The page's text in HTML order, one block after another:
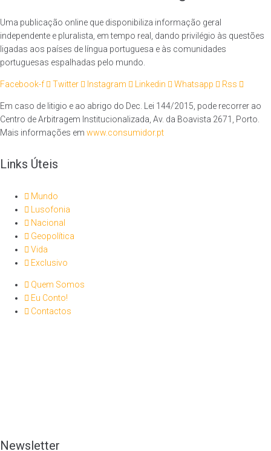
Uma publicação online que disponibiliza informação geral
independente e pluralista, em tempo real, dando privilégio às questões
ligadas aos países de língua portuguesa e às comunidades
portuguesas espalhadas pelo mundo.
Facebook-f Twitter Instagram Linkedin Whatsapp Rss
Em caso de litigio e ao abrigo do Dec. Lei 144/2015, pode recorrer ao
Centro de Arbitragem Institucionalizada, Av. da Boavista 2671, Porto.
Mais informações em www.consumidor.pt
Links Úteis
Mundo
Lusofonia
Nacional
Geopolítica
Vida
Exclusivo
Quem Somos
Eu Conto!
Contactos
Newsletter